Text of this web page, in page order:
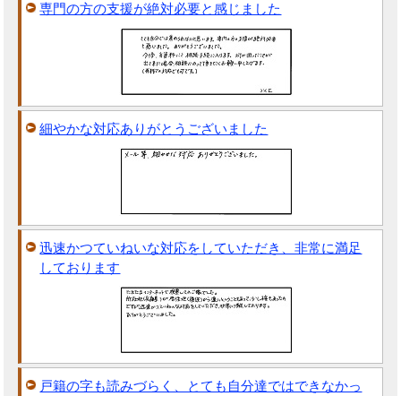
専門の方の支援が絶対必要と感じました
細やかな対応ありがとうございました
迅速かつていねいな対応をしていただき、非常に満足
しております
戸籍の字も読みづらく、とても自分達ではできなかっ